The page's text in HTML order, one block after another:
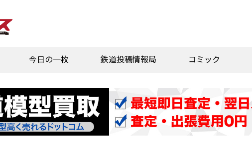
今日の一枚 鉄道投稿情報局 コミック